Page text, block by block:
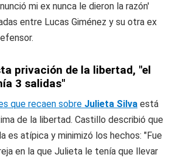
mi ex nunca le dieron la razón'
entre Lucas Giménez y su otra ex
privación de la libertad, "el
3 salidas"
que recaen sobre Julieta Silva está
de la libertad. Castillo describió que
es atípica y minimizó los hechos: "Fue
en la que Julieta le tenía que llevar